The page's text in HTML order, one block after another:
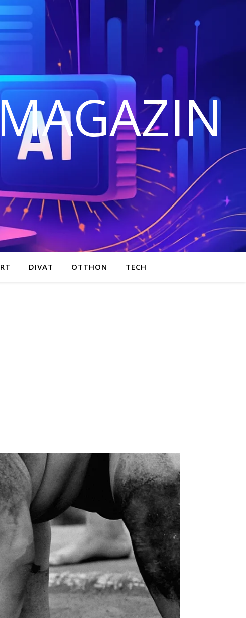
DIVAT OTTHON TECH